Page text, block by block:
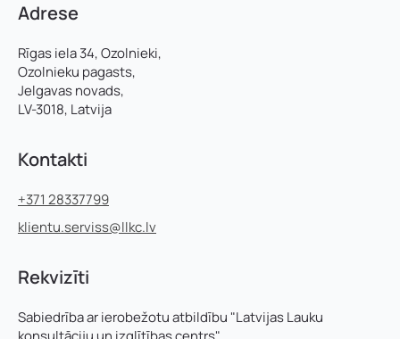
Adrese
Rīgas iela 34, Ozolnieki,
Ozolnieku pagasts,
Jelgavas novads,
LV-3018, Latvija
Kontakti
+371 28337799
klientu.serviss@llkc.lv
Rekvizīti
Sabiedrība ar ierobežotu atbildību "Latvijas Lauku